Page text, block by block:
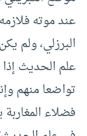
عند موته
البرزلي، ولم
علم الحديث إذا
تواضعا منهم
فضلاء